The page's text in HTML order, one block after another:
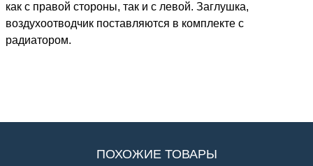
как с правой стороны, так и с левой. Заглушка,
воздухоотводчик поставляются в комплекте с
радиатором.
ПОХОЖИЕ ТОВАРЫ